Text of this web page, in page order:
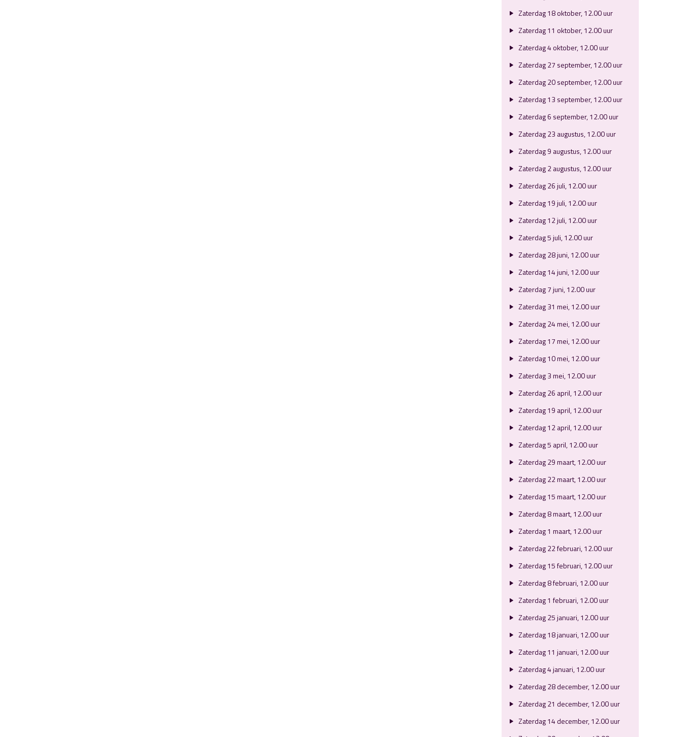
Zaterdag 18 oktober, 12.00 uur
Zaterdag 11 oktober, 12.00 uur
Zaterdag 4 oktober, 12.00 uur
Zaterdag 27 september, 12.00 uur
Zaterdag 20 september, 12.00 uur
Zaterdag 13 september, 12.00 uur
Zaterdag 6 september, 12.00 uur
Zaterdag 23 augustus, 12.00 uur
Zaterdag 9 augustus, 12.00 uur
Zaterdag 2 augustus, 12.00 uur
Zaterdag 26 juli, 12.00 uur
Zaterdag 19 juli, 12.00 uur
Zaterdag 12 juli, 12.00 uur
Zaterdag 5 juli, 12.00 uur
Zaterdag 28 juni, 12.00 uur
Zaterdag 14 juni, 12.00 uur
Zaterdag 7 juni, 12.00 uur
Zaterdag 31 mei, 12.00 uur
Zaterdag 24 mei, 12.00 uur
Zaterdag 17 mei, 12.00 uur
Zaterdag 10 mei, 12.00 uur
Zaterdag 3 mei, 12.00 uur
Zaterdag 26 april, 12.00 uur
Zaterdag 19 april, 12.00 uur
Zaterdag 12 april, 12.00 uur
Zaterdag 5 april, 12.00 uur
Zaterdag 29 maart, 12.00 uur
Zaterdag 22 maart, 12.00 uur
Zaterdag 15 maart, 12.00 uur
Zaterdag 8 maart, 12.00 uur
Zaterdag 1 maart, 12.00 uur
Zaterdag 22 februari, 12.00 uur
Zaterdag 15 februari, 12.00 uur
Zaterdag 8 februari, 12.00 uur
Zaterdag 1 februari, 12.00 uur
Zaterdag 25 januari, 12.00 uur
Zaterdag 18 januari, 12.00 uur
Zaterdag 11 januari, 12.00 uur
Zaterdag 4 januari, 12.00 uur
Zaterdag 28 december, 12.00 uur
Zaterdag 21 december, 12.00 uur
Zaterdag 14 december, 12.00 uur